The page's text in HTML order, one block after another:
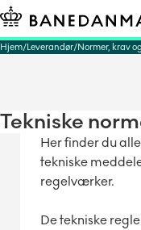
Hjem Leverandør Normer, krav
Tekniske
Her finder du
tekniske
regelværker.
De tekniske